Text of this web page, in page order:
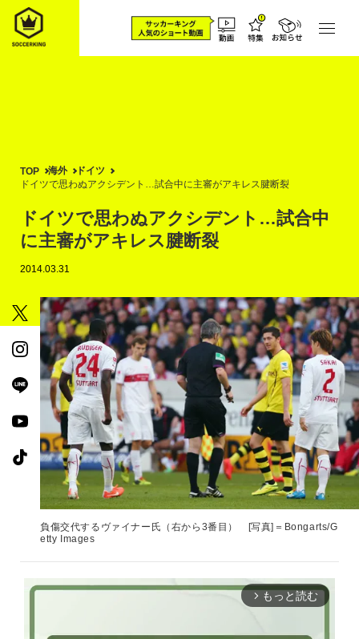
TOP 海外
ドイツ
ドイツで思わぬアクシデント…試合中に主審がアキレス腱断裂
ドイツで思わぬアクシデント…試合中
に主審がアキレス腱断裂
2014.03.31
負傷交代するヴァイナー氏（右から3番目） [写真]＝Bongarts/G
etty Images
arrow_forward_ios もっと読む